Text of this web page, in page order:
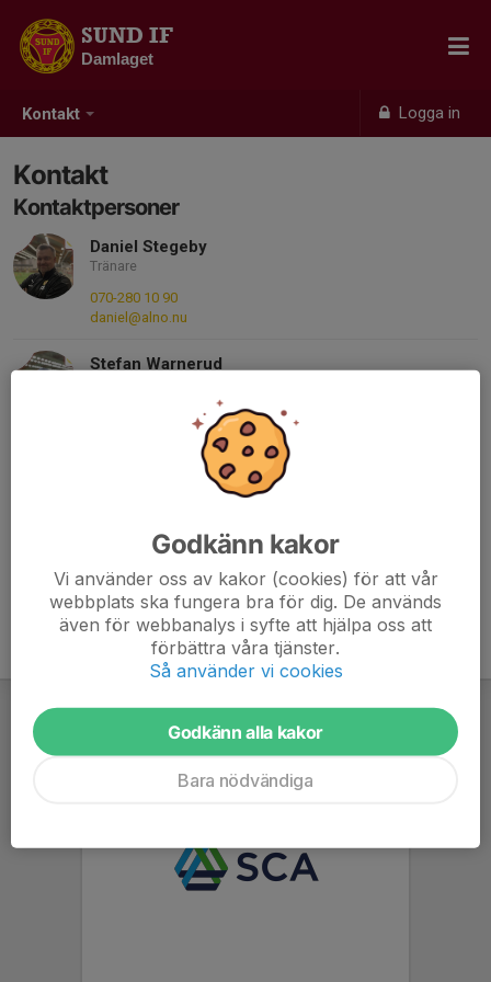
Kontakt Logga in
SUND IF
Damlaget
Kontakt
Kontaktpersoner
Daniel Stegeby
Tränare
070-280 10 90
daniel@alno.nu
Stefan Warnerud
warnerud@hotmail.com
Anna-Karin Eriksson Warnerud
070-547 84 85
ak.eriksson@hotmail.se
Godkänn kakor
Vi använder oss av kakor (cookies) för att vår
webbplats ska fungera bra för dig. De används
även för webbanalys i syfte att hjälpa oss att
förbättra våra tjänster.
Så använder vi cookies
Godkänn alla kakor
Bara nödvändiga